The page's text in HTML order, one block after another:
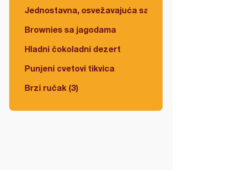
Jednostavna, osvežavajuća salata
Brownies sa jagodama
Hladni čokoladni dezert
Punjeni cvetovi tikvica
Brzi ručak (3)